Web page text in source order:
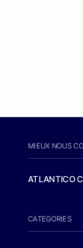
MIEUX NOUS
ATLANTICO
CATEGORIES